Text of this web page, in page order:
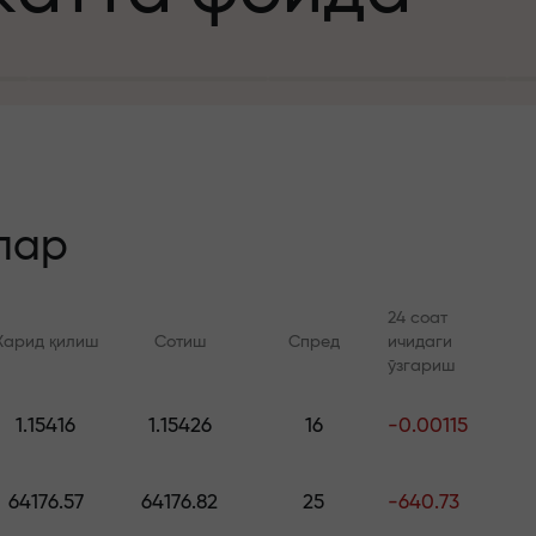
учун
жекпоти
қилиш Сотиш Спред
24 соат
ичидаги
ўзгариш
1.15416 1.15426 16 -0.00115
64176.57 64176.82 25 -640.73
Онлайн курслар
курслар ва вебинарлар
FX.CO билан